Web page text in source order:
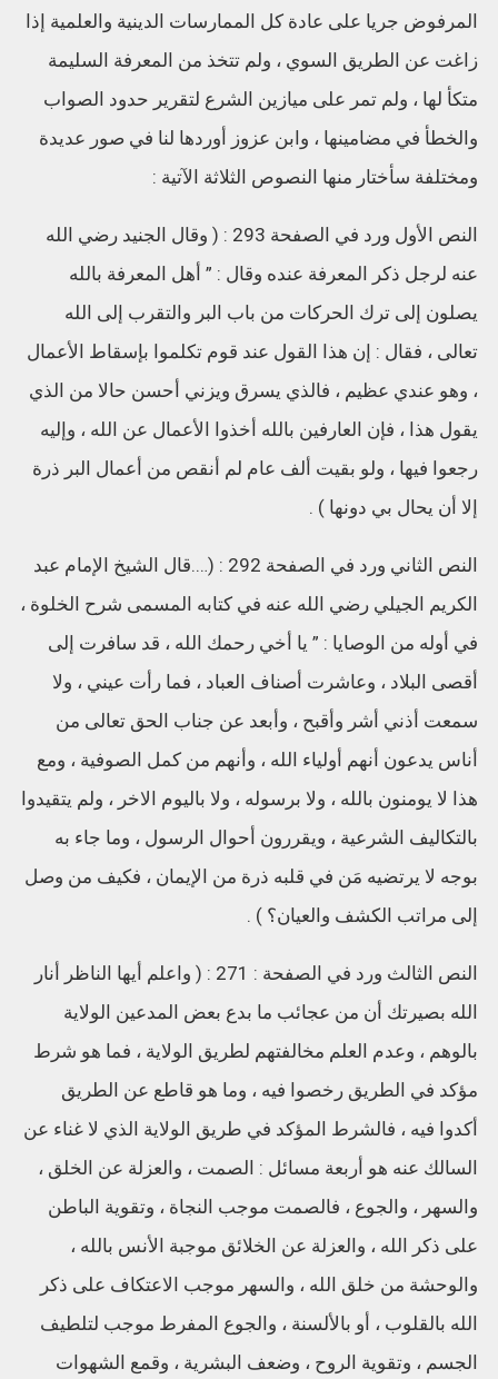
المرفوض جريا على عادة كل الممارسات الدينية والعلمية إذا
زاغت عن الطريق السوي ، ولم تتخذ من المعرفة السليمة
متكأ لها ، ولم تمر على ميازين الشرع لتقرير حدود الصواب
والخطأ في مضامينها ، وابن عزوز أوردها لنا في صور عديدة
ومختلفة سأختار منها النصوص الثلاثة الآتية :
النص الأول ورد في الصفحة 293 : ( وقال الجنيد رضي الله
عنه لرجل ذكر المعرفة عنده وقال : ” أهل المعرفة بالله
يصلون إلى ترك الحركات من باب البر والتقرب إلى الله
تعالى ، فقال : إن هذا القول عند قوم تكلموا بإسقاط الأعمال
، وهو عندي عظيم ، فالذي يسرق ويزني أحسن حالا من الذي
يقول هذا ، فإن العارفين بالله أخذوا الأعمال عن الله ، وإليه
رجعوا فيها ، ولو بقيت ألف عام لم أنقص من أعمال البر ذرة
إلا أن يحال بي دونها ) .
النص الثاني ورد في الصفحة 292 : (….قال الشيخ الإمام عبد
الكريم الجيلي رضي الله عنه في كتابه المسمى شرح الخلوة ،
في أوله من الوصايا : ” يا أخي رحمك الله ، قد سافرت إلى
أقصى البلاد ، وعاشرت أصناف العباد ، فما رأت عيني ، ولا
سمعت أذني أشر وأقبح ، وأبعد عن جناب الحق تعالى من
أناس يدعون أنهم أولياء الله ، وأنهم من كمل الصوفية ، ومع
هذا لا يومنون بالله ، ولا برسوله ، ولا باليوم الاخر ، ولم يتقيدوا
بالتكاليف الشرعية ، ويقررون أحوال الرسول ، وما جاء به
بوجه لا يرتضيه مَن في قلبه ذرة من الإيمان ، فكيف من وصل
إلى مراتب الكشف والعيان؟ ) .
النص الثالث ورد في الصفحة : 271 : ( واعلم أيها الناظر أنار
الله بصيرتك أن من عجائب ما بدع بعض المدعين الولاية
بالوهم ، وعدم العلم مخالفتهم لطريق الولاية ، فما هو شرط
مؤكد في الطريق رخصوا فيه ، وما هو قاطع عن الطريق
أكدوا فيه ، فالشرط المؤكد في طريق الولاية الذي لا غناء عن
السالك عنه هو أربعة مسائل : الصمت ، والعزلة عن الخلق ،
والسهر ، والجوع ، فالصمت موجب النجاة ، وتقوية الباطن
على ذكر الله ، والعزلة عن الخلائق موجبة الأنس بالله ،
والوحشة من خلق الله ، والسهر موجب الاعتكاف على ذكر
الله بالقلوب ، أو بالألسنة ، والجوع المفرط موجب لتلطيف
الجسم ، وتقوية الروح ، وضعف البشرية ، وقمع الشهوات